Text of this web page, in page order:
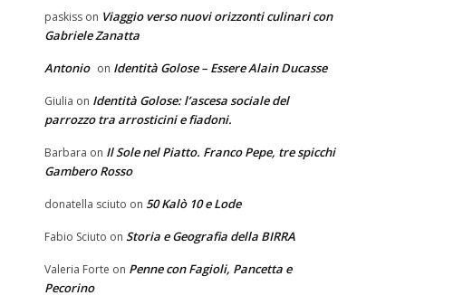
paskiss on Viaggio verso nuovi orizzonti culinari con
Gabriele Zanatta
Antonio on Identità Golose – Essere Alain Ducasse
Giulia on Identità Golose: l’ascesa sociale del
parrozzo tra arrosticini e fiadoni.
Barbara on Il Sole nel Piatto. Franco Pepe, tre spicchi
Gambero Rosso
donatella sciuto on 50 Kalò 10 e Lode
Fabio Sciuto on Storia e Geografia della BIRRA
Valeria Forte on Penne con Fagioli, Pancetta e
Pecorino